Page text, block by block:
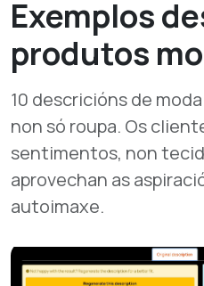
Exemplos
produtos
10 descricións de
non só roupa. Os
sentimentos, non
aprovechan as
autoimaxe.